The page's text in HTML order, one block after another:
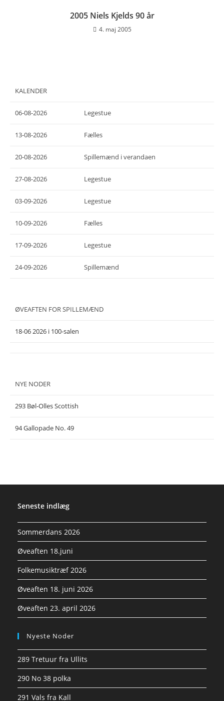
2005 Niels Kjelds 90 år
4. maj 2005
KALENDER
06-08-2026 Legestue
13-08-2026 Fælles
20-08-2026 Spillemænd i verandaen
27-08-2026 Legestue
03-09-2026 Legestue
10-09-2026 Fælles
17-09-2026 Legestue
24-09-2026 Spillemænd
ØVEAFTEN FOR SPILLEMÆND
18-06 2026 i 100-salen
NYE NODER
293 Bøl-Olles Scottish
94 Gallopade No. 49
Seneste indlæg
Sommerdans 2026
Øveaften 18.juni
Folkemusiktræf 2026
Øveaften 18. juni 2026
Øveaften 23. april 2026
Nyeste Noder
289 Tretuur fra Ullits
290 No 38 polka
291 Vals fra Kall